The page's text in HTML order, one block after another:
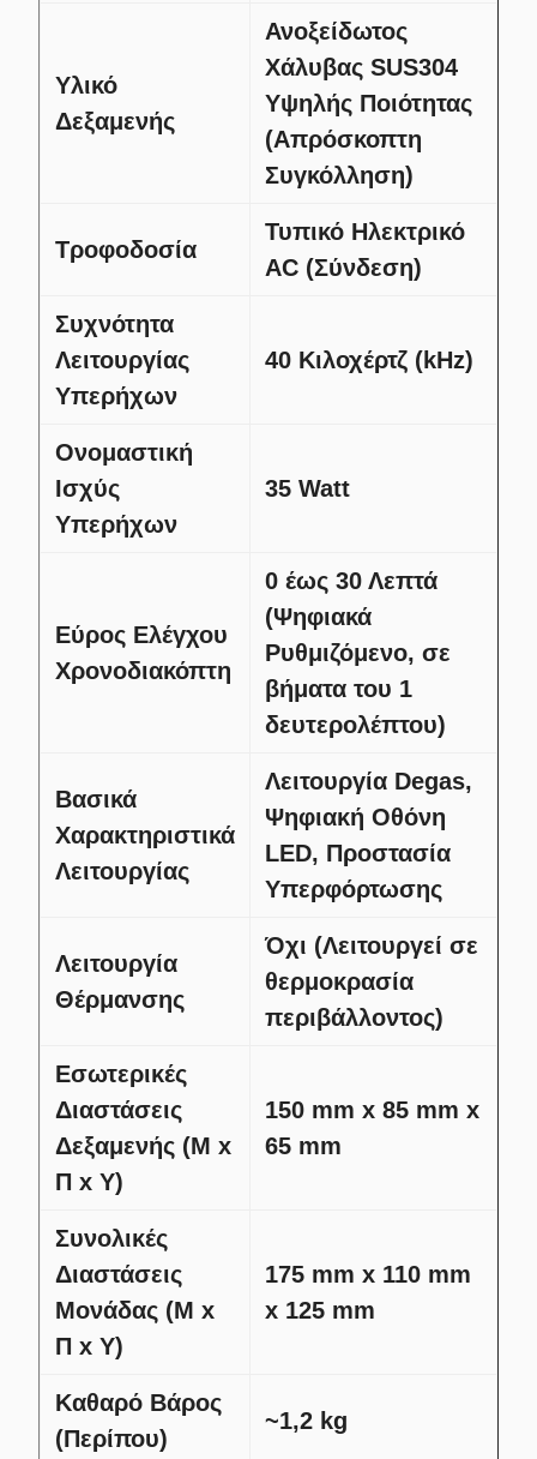
Υλικό
Δεξαμενής
Ανοξείδωτος
Χάλυβας SUS304
Υψηλής Ποιότητας
(Απρόσκοπτη
Συγκόλληση)
Τροφοδοσία
Τυπικό Ηλεκτρικό
AC (Σύνδεση)
Συχνότητα
Λειτουργίας
Υπερήχων
40 Κιλοχέρτζ (kHz)
Ονομαστική
Ισχύς
Υπερήχων
35 Watt
Εύρος Ελέγχου
Χρονοδιακόπτη
0 έως 30 Λεπτά
(Ψηφιακά
Ρυθμιζόμενο, σε
βήματα του 1
δευτερολέπτου)
Βασικά
Χαρακτηριστικά
Λειτουργίας
Λειτουργία Degas,
Ψηφιακή Οθόνη
LED, Προστασία
Υπερφόρτωσης
Λειτουργία
Θέρμανσης
Όχι (Λειτουργεί σε
θερμοκρασία
περιβάλλοντος)
Εσωτερικές
Διαστάσεις
Δεξαμενής (Μ x
Π x Υ)
150 mm x 85 mm x
65 mm
Συνολικές
Διαστάσεις
Μονάδας (Μ x
Π x Υ)
175 mm x 110 mm
x 125 mm
Καθαρό Βάρος
(Περίπου)
~1,2 kg